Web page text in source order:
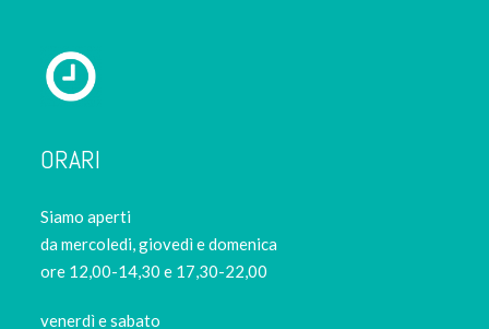
ORARI
Siamo aperti
da mercoledi, giovedì e domenica
ore 12,00-14,30 e 17,30-22,00
venerdì e sabato